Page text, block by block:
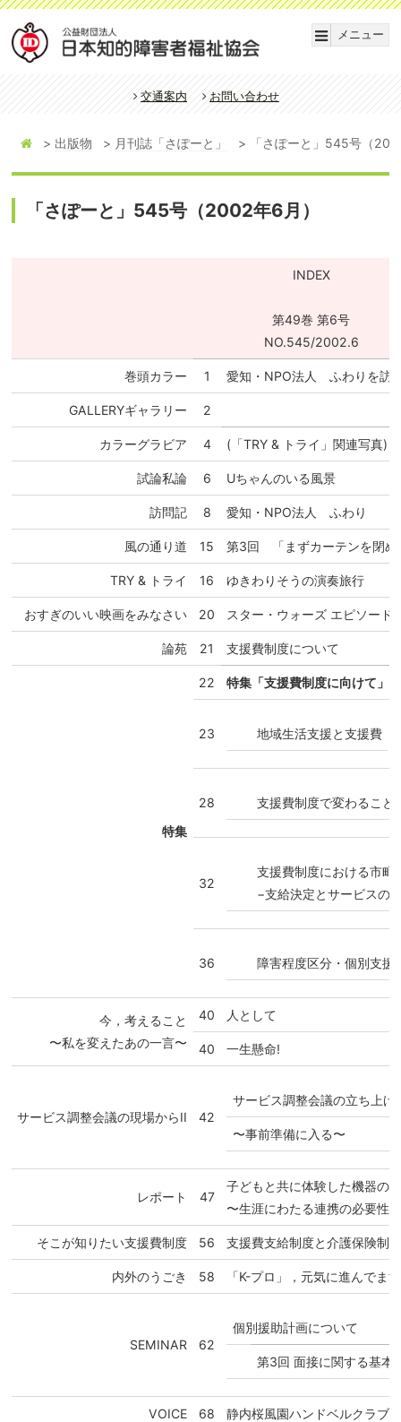
メニュー
交通案内 お問い合わせ
出版物 月刊誌「さぽーと」 「さぽーと」545号（
「さぽーと」545号（2002年6月）
INDEX
第49巻 第6号
NO.545/2002.6
巻頭カラー 1 愛知・NPO法人 ふわりを訪
GALLERYギャラリー 2
カラーグラビア 4 (「TRY & トライ」関連写真)
試論私論 6 Uちゃんのいる風景
訪問記 8 愛知・NPO法人 ふわり
風の通り道 15 第3回 「まずカーテンを閉め
TRY & トライ 16 ゆきわりそうの演奏旅行
おすぎのいい映画をみなさい 20 スター・ウォーズ エピソード
論苑 21 支援費制度について
特集
22 特集「支援費制度に向けて」
23 地域生活支援と支援費
28 支援費制度で変わること
32
支援費制度における市町
−支給決定とサービスの
36 障害程度区分・個別支援
今，考えること
〜私を変えたあの一言〜
40 人として
40 一生懸命!
サービス調整会議の現場からII 42
サービス調整会議の立ち上げ
〜事前準備に入る〜
レポート 47
子どもと共に体験した機器の
〜生涯にわたる連携の必要性
そこが知りたい支援費制度 56 支援費支給制度と介護保険制
内外のうごき 58 「K-プロ」，元気に進んでます
SEMINAR 62
個別援助計画について
第3回 面接に関する基
VOICE 68 静内桜風園ハンドベルクラブ